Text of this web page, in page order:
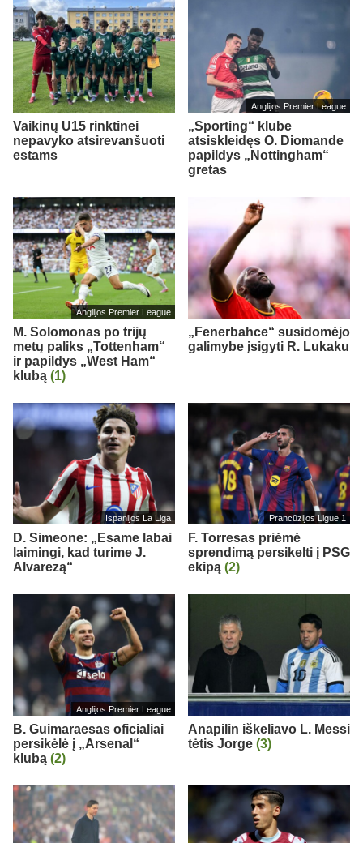
Vaikinų U15 rinktinei
nepavyko atsirevanšuoti
estams
Anglijos Premier League
„Sporting“ klube
atsiskleidęs O. Diomande
papildys „Nottingham“
gretas
Anglijos Premier League
M. Solomonas po trijų
metų paliks „Tottenham“
ir papildys „West Ham“
klubą (1)
„Fenerbahce“ susidomėjo
galimybe įsigyti R. Lukaku
Ispanijos La Liga
D. Simeone: „Esame labai
laimingi, kad turime J.
Alvarezą“
Prancūzijos Ligue 1
F. Torresas priėmė
sprendimą persikelti į PSG
ekipą (2)
Anglijos Premier League
B. Guimaraesas oficialiai
persikėlė į „Arsenal“
klubą (2)
Anapilin iškeliavo L. Messi
tėtis Jorge (3)